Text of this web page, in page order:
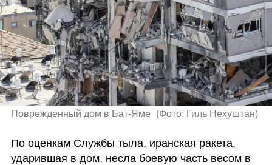
Поврежденный дом в Бат-Яме (Фото: Гиль Нехуштан)
По оценкам Службы тыла, иранская ракета,
ударившая в дом, несла боевую часть весом в